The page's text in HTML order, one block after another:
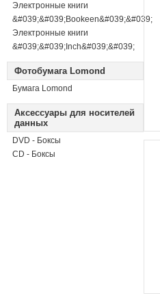
Электронные книги
&#039;&#039;Bookeen&#039;&#039;
Электронные книги
&#039;&#039;Inch&#039;&#039;
Фотобумага Lomond
Бумага Lomond
Аксессуары для носителей
данных
DVD - Боксы
CD - Боксы